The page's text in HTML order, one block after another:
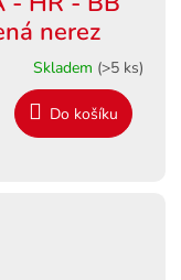
nerez
Skladem (>5 ks)
Do košíku